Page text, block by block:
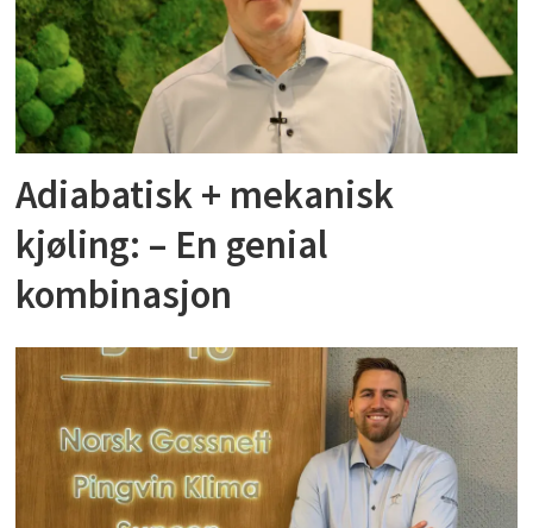
Adiabatisk + mekanisk
kjøling: – En genial
kombinasjon